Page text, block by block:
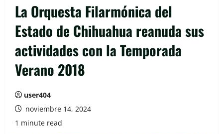
La Orquesta Filarmónica del
Estado de Chihuahua reanuda sus
actividades con la Temporada
Verano 2018
user404
noviembre 14, 2024
1 minute read